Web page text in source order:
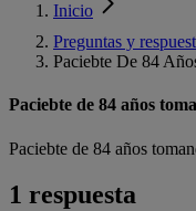
Inicio
Preguntas y
Paciebte De 84
Paciebte de 84 años
Paciebte de 84 años
1 respuesta